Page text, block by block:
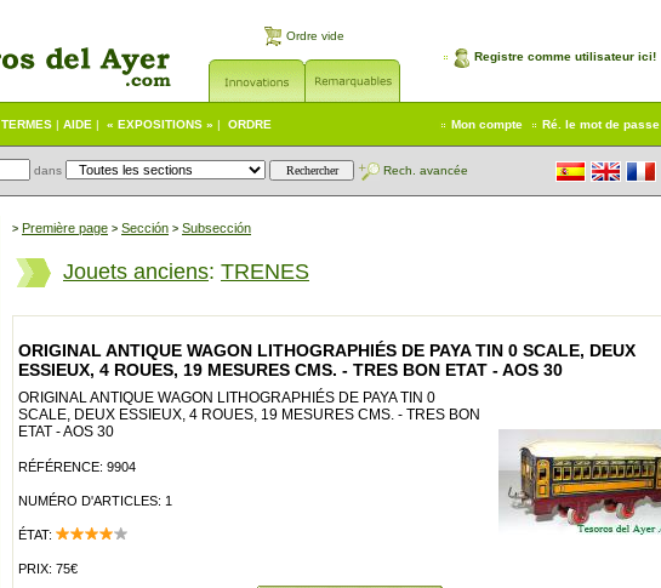
Ordre vide
Registre comme utilisateur ici!
TERMES | AIDE | « EXPOSITIONS » | ORDRE Mon compte Ré. le mot de passe
dans Rech. avancée
> Première page > Sección > Subsección
Jouets anciens: TRENES
ORIGINAL ANTIQUE WAGON LITHOGRAPHIÉS DE PAYA TIN 0 SCALE, DEUX
ESSIEUX, 4 ROUES, 19 MESURES CMS. - TRES BON ETAT - AOS 30
ORIGINAL ANTIQUE WAGON LITHOGRAPHIÉS DE PAYA TIN 0
SCALE, DEUX ESSIEUX, 4 ROUES, 19 MESURES CMS. - TRES BON
ETAT - AOS 30
RÉFÉRENCE: 9904
NUMÉRO D'ARTICLES: 1
ÉTAT:
PRIX: 75€